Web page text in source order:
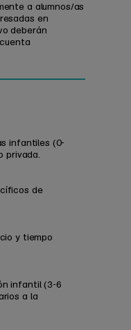
a alumnos/as
en
deberán
infantiles (0-
privada.
de
y tiempo
infantil (3-6
a la